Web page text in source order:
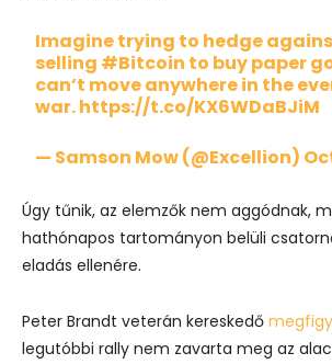
Imagine trying to hedge
selling #Bitcoin to buy paper
can’t move anywhere in the
war.https://t.co/KX6WDaBJiM
— Samson Mow (@Excellion)
Úgy tűnik, az elemzők nem aggódnak,
hathónapos tartományon belüli
eladás ellenére.
Peter Brandt veterán kereskedő
legutóbbi rally nem zavarta meg az